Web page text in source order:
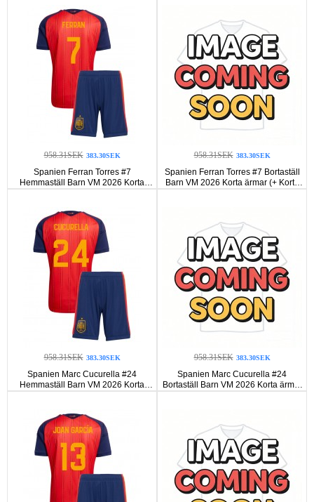
958.31SEK 383.30SEK
Spanien Ferran Torres #7
Hemmaställ Barn VM 2026 Korta
ärmar (+ Korta byxor)
958.31SEK 383.30SEK
Spanien Ferran Torres #7 Bortaställ
Barn VM 2026 Korta ärmar (+ Korta
byxor)
958.31SEK 383.30SEK
Spanien Marc Cucurella #24
Hemmaställ Barn VM 2026 Korta
ärmar (+ Korta byxor)
958.31SEK 383.30SEK
Spanien Marc Cucurella #24
Bortaställ Barn VM 2026 Korta ärmar
(+ Korta byxor)